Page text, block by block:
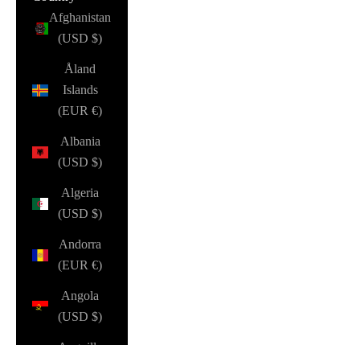
Afghanistan
(USD $)
Åland
Islands
(EUR €)
Albania
(USD $)
Algeria
(USD $)
Andorra
(EUR €)
Angola
(USD $)